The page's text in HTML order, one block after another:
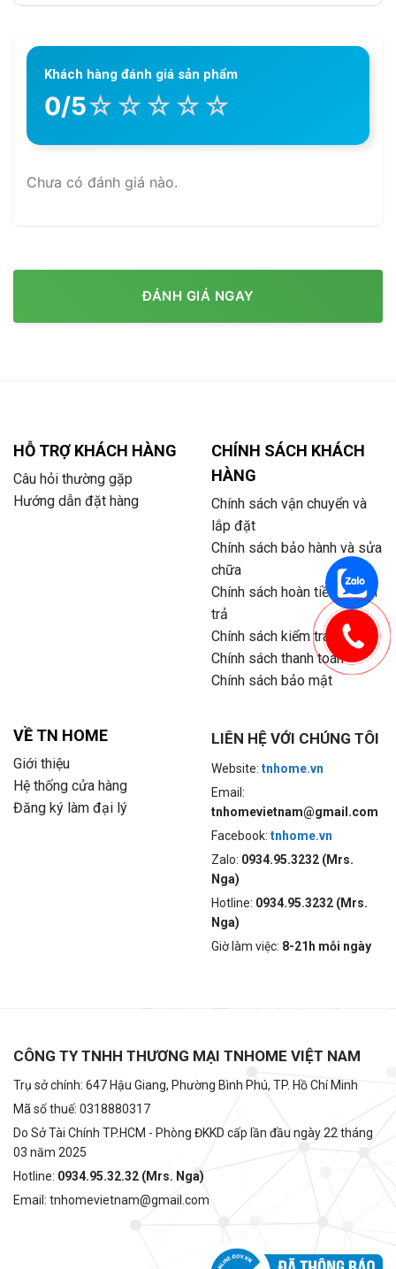
Khách hàng đánh giá sản phẩm
0/5☆ ☆ ☆ ☆ ☆
Chưa có đánh giá nào.
ĐÁNH GIÁ NGAY
HỖ TRỢ KHÁCH HÀNG
Câu hỏi thường gặp
Hướng dẫn đặt hàng
CHÍNH SÁCH KHÁCH
HÀNG
Chính sách vận chuyển và
lắp đặt
Chính sách bảo hành và sửa
chữa
Chính sách hoàn tiền và đổi
trả
Chính sách kiểm tra hàng
Chính sách thanh toán
Chính sách bảo mật
VỀ TN HOME
Giới thiệu
Hệ thống cửa hàng
Đăng ký làm đại lý
LIÊN HỆ VỚI CHÚNG TÔI
Website: tnhome.vn
Email:
tnhomevietnam@gmail.com
Facebook: tnhome.vn
Zalo: 0934.95.3232 (Mrs.
Nga)
Hotline: 0934.95.3232 (Mrs.
Nga)
Giờ làm việc: 8-21h mỗi ngày
CÔNG TY TNHH THƯƠNG MẠI TNHOME VIỆT NAM
Trụ sở chính: 647 Hậu Giang, Phường Bình Phú, TP. Hồ Chí Minh
Mã số thuế: 0318880317
Do Sở Tài Chính TP.HCM - Phòng ĐKKD cấp lần đầu ngày 22 tháng
03 năm 2025
Hotline: 0934.95.32.32 (Mrs. Nga)
Email: tnhomevietnam@gmail.com